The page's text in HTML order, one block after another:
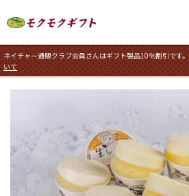
ネイチャー通販クラブ会員さんはギフト製品10％割引です。
いて